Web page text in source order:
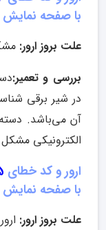
با صفحه نمایش
علت بروز ارور:
بررسی و تعمیر:
در شیر برقی
آن می‌باشد.
الکترونیکی مشکل
ارور و کد خطای
با صفحه نمایش
علت بروز ارور: